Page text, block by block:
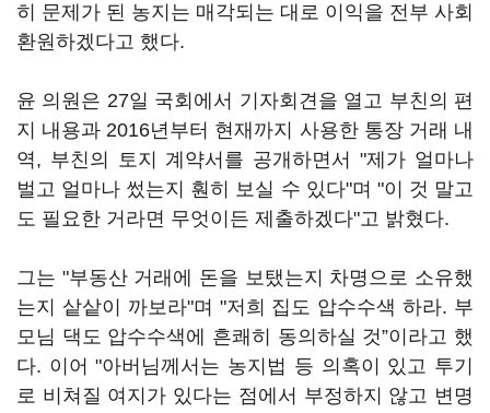
히 문제가 된 농지는 매각되는 대로 이익을 전부 사회
환원하겠다고 했다.
윤 의원은 27일 국회에서 기자회견을 열고 부친의 편
지 내용과 2016년부터 현재까지 사용한 통장 거래 내
역, 부친의 토지 계약서를 공개하면서 "제가 얼마나
벌고 얼마나 썼는지 훤히 보실 수 있다"며 "이 것 말고
도 필요한 거라면 무엇이든 제출하겠다"고 밝혔다.
그는 "부동산 거래에 돈을 보탰는지 차명으로 소유했
는지 샅샅이 까보라"며 "저희 집도 압수수색 하라. 부
모님 댁도 압수수색에 흔쾌히 동의하실 것”이라고 했
다. 이어 "아버님께서는 농지법 등 의혹이 있고 투기
로 비쳐질 여지가 있다는 점에서 부정하지 않고 변명